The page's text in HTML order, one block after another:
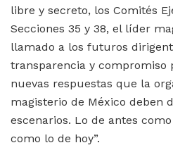
libre y secreto, los Comités
Secciones 35 y 38, el líder
llamado a los futuros
transparencia y compromiso
nuevas respuestas que la
magisterio de México deben
escenarios. Lo de antes
como lo de hoy”.